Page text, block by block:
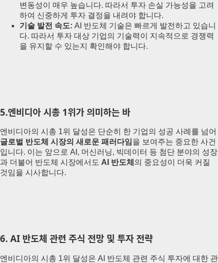
변동성이 매우 높습니다. 따라서 투자 손실 가능성을 고려
하여 신중하게 투자 결정을 내려야 합니다.
기술 발전 속도: AI 반도체 기술은 빠르게 발전하고 있습니
다. 따라서 투자 대상 기업의 기술력이 지속적으로 경쟁력
을 유지할 수 있는지 확인해야 합니다.
5.엔비디아 시총 1위가 의미하는 바
엔비디아의 시총 1위 달성은 단순히 한 기업의 성공 사례를 넘어
글로벌 반도체 시장의 새로운 패러다임 을 보여주는 중요한 사건
입니다. 이는 앞으로 AI, 머신러닝, 빅데이터 등 첨단 분야의 성장
과 더불어 반도체 시장에서도 AI 반도체 의 중요성이 더욱 커질
것임을 시사합니다.
6. AI 반도체 관련 주식 전망 및 투자 전략
엔비디아의 시총 1위 달성은 AI 반도체 관련 주식 투자에 대한 관